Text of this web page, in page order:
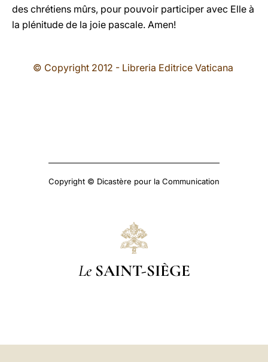
des chrétiens mûrs, pour pouvoir participer avec Elle à
la plénitude de la joie pascale. Amen!
© Copyright 2012 - Libreria Editrice Vaticana
Copyright © Dicastère pour la Communication
Le SAINT-SIÈGE